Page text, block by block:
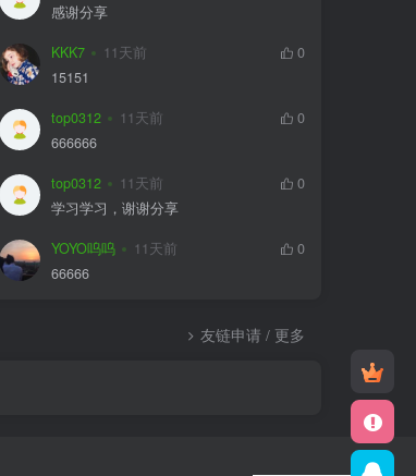
感谢分享
KKK7 11天前
0
15151
top0312 11天前
0
666666
top0312 11天前
0
学习学习，谢谢分享
YOYO呜呜 11天前
0
66666
友链申请 / 更多